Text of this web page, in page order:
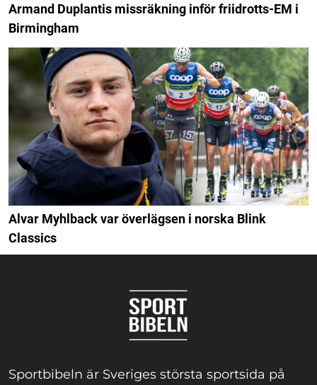
Armand Duplantis missräkning inför friidrotts-EM i
Birmingham
Alvar Myhlback var överlägsen i norska Blink
Classics
Sportbibeln är Sveriges största sportsida på